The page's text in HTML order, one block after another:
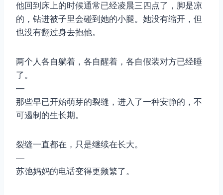
他回到床上的时候通常已经凌晨三四点了，脚是凉
的，钻进被子里会碰到她的小腿。她没有缩开，但
也没有翻过身去抱他。
两个人各自躺着，各自醒着，各自假装对方已经睡
了。
—
那些早已开始萌芽的裂缝，进入了一种安静的，不
可遏制的生长期。
裂缝一直都在，只是继续在长大。
—
苏弛妈妈的电话变得更频繁了。